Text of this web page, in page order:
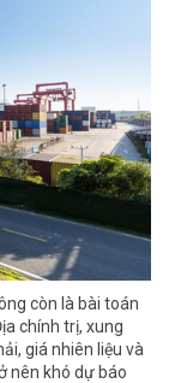
còn là bài toán
chính trị, xung
giá nhiên liệu và
nên khó dự báo